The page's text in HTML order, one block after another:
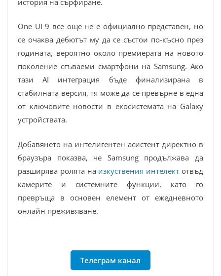
One UI 9 все още не е официално представен, но
се очаква дебютът му да се състои по-късно през
годината, вероятно около премиерата на новото
поколение сгъваеми смартфони на Samsung. Ако
тази AI интеграция бъде финализирана в
стабилната версия, тя може да се превърне в една
от ключовите новости в екосистемата на Galaxy
устройствата.
Добавянето на интелигентен асистент директно в
браузъра показва, че Samsung продължава да
разширява ролята на изкуствения интелектотвъд
камерите и системните функции, като го
превръща в основен елемент от ежедневното
онлайн преживяване.
Телеграм канал